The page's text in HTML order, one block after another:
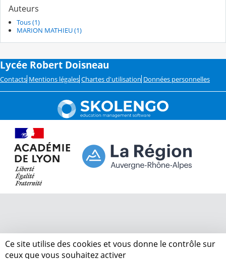
Auteurs
Tous (1)
MARION MATHIEU (1)
Lycée Robert Doisneau
Contacts Mentions légales Chartes d'utilisation Données personnelles
Ce site utilise des cookies et vous donne le contrôle sur
ceux que vous souhaitez activer